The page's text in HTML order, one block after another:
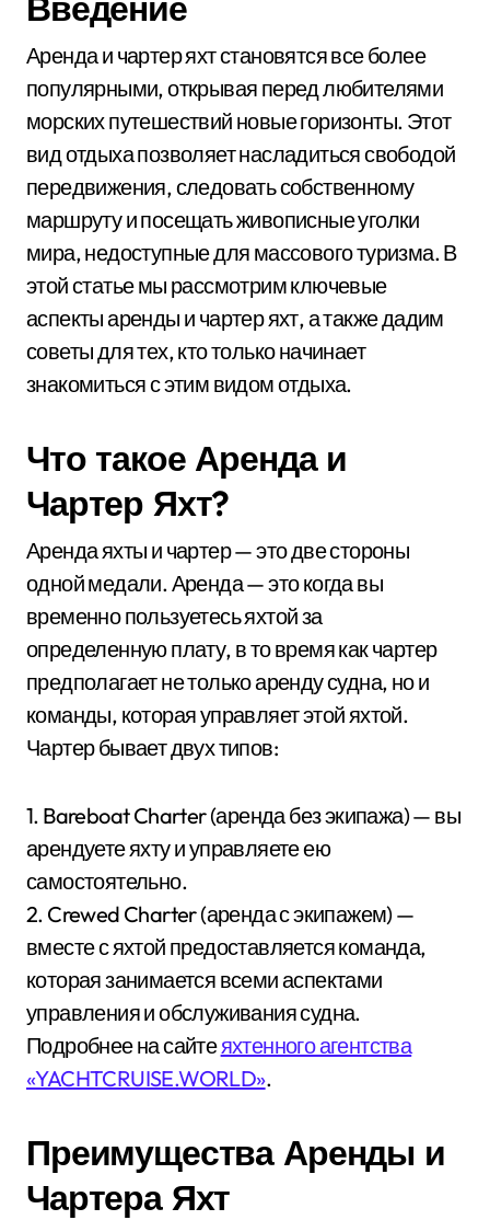
Аренда и чартер яхт становятся все более
популярными, открывая перед любителями
морских путешествий новые горизонты. Этот
вид отдыха позволяет насладиться свободой
передвижения, следовать собственному
маршруту и посещать живописные уголки
мира, недоступные для массового туризма. В
этой статье мы рассмотрим ключевые
аспекты аренды и чартер яхт, а также дадим
советы для тех, кто только начинает
знакомиться с этим видом отдыха.
Что такое Аренда и
Чартер Яхт?
Аренда яхты и чартер — это две стороны
одной медали. Аренда — это когда вы
временно пользуетесь яхтой за
определенную плату, в то время как чартер
предполагает не только аренду судна, но и
команды, которая управляет этой яхтой.
Чартер бывает двух типов:
1. Bareboat Charter (аренда без экипажа) — вы
арендуете яхту и управляете ею
самостоятельно.
2. Crewed Charter (аренда с экипажем) —
вместе с яхтой предоставляется команда,
которая занимается всеми аспектами
управления и обслуживания судна.
Подробнее на сайтеяхтенного агентства
«YACHTCRUISE.WORLD».
Преимущества Аренды и
Чартера Яхт